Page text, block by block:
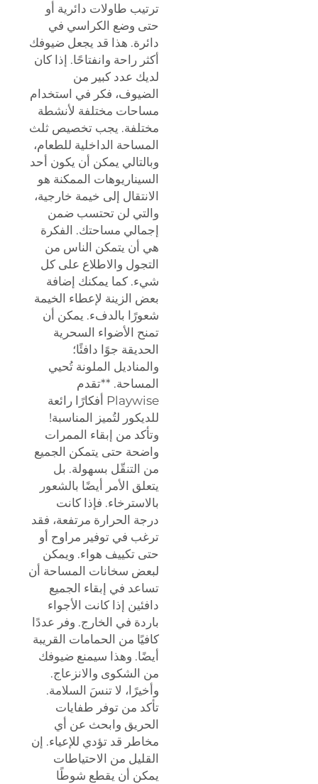
ترتيب طاولات دائرية أو
حتى وضع الكراسي في
دائرة. هذا قد يجعل ضيوفك
أكثر راحة وانفتاحًا. إذا كان
لديك عدد كبير من
الضيوف، فكر في استخدام
مساحات مختلفة لأنشطة
مختلفة. يجب تخصيص ثلث
المساحة الداخلية للطعام،
وبالتالي يمكن أن يكون أحد
السيناريوهات الممكنة هو
الانتقال إلى خيمة خارجية،
والتي لن تحتسب ضمن
إجمالي مساحتك. الفكرة
هي أن يتمكن الناس من
التجول والاطلاع على كل
شيء. كما يمكنك إضافة
بعض الزينة لإعطاء الخيمة
شعورًا بالدفء. يمكن أن
تمنح الأضواء السحرية
الحديقة جوًا دافئًا؛
والمناديل الملونة تُحيي
المساحة. **تقدم
Playwise أفكارًا رائعة
للديكور لتُميز المناسبة!
وتأكد من إبقاء الممرات
واضحة حتى يتمكن الجميع
من التنقّل بسهولة. بل
يتعلق الأمر أيضًا بالشعور
بالاسترخاء. فإذا كانت
درجة الحرارة مرتفعة، فقد
ترغب في توفير مراوح أو
حتى تكييف هواء. ويمكن
لبعض سخانات المساحة أن
تساعد في إبقاء الجميع
دافئين إذا كانت الأجواء
باردة في الخارج. وفر عددًا
كافيًا من الحمامات القريبة
أيضًا. وهذا سيمنع ضيوفك
من الشكوى والانزعاج.
وأخيرًا، لا تنسَ السلامة.
تأكد من توفر طفايات
الحريق وابحث عن أي
مخاطر قد تؤدي للإعياء. إن
القليل من الاحتياطات
يمكن أن يقطع شوطًا